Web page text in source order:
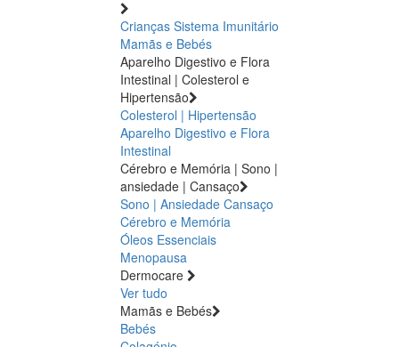
Crianças Sistema Imunitário
Mamãs e Bebés
Aparelho Digestivo e Flora
Intestinal | Colesterol e
Hipertensão
Colesterol | Hipertensão
Aparelho Digestivo e Flora
Intestinal
Cérebro e Memória | Sono |
ansiedade | Cansaço
Sono | Ansiedade Cansaço
Cérebro e Memória
Óleos Essenciais
Menopausa
Dermocare
Ver tudo
Mamãs e Bebés
Bebés